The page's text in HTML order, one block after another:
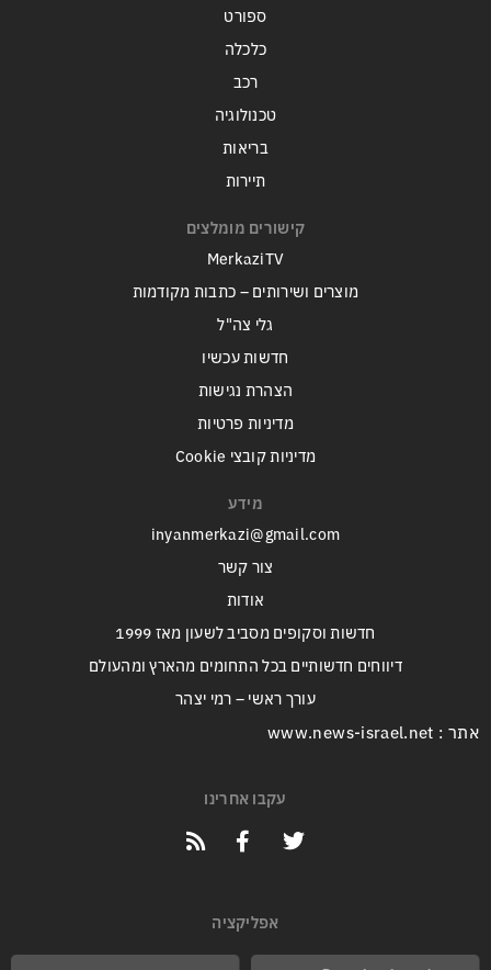
ספורט
כלכלה
רכב
טכנולוגיה
בריאות
תיירות
קישורים מומלצים
MerkaziTV
מוצרים ושירותים – כתבות מקודמות
גלי צה"ל
חדשות עכשיו
הצהרת נגישות
מדיניות פרטיות
מדיניות קובצי Cookie
מידע
inyanmerkazi@gmail.com
צור קשר
אודות
חדשות וסקופים מסביב לשעון מאז 1999
דיווחים חדשותיים בכל התחומים מהארץ ומהעולם
עורך ראשי – רמי יצהר
אתר : www.news-israel.net
עקבו אחרינו
אפליקציה